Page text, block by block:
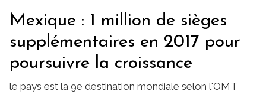
Mexique : 1 million de sièges
supplémentaires en 2017 pour
poursuivre la croissance
le pays est la 9e destination mondiale selon l'OMT